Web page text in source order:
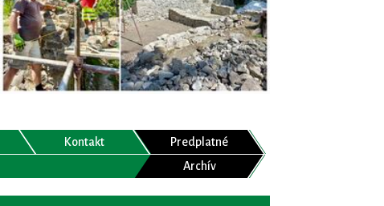
Kontakt
Predplatné
Archív